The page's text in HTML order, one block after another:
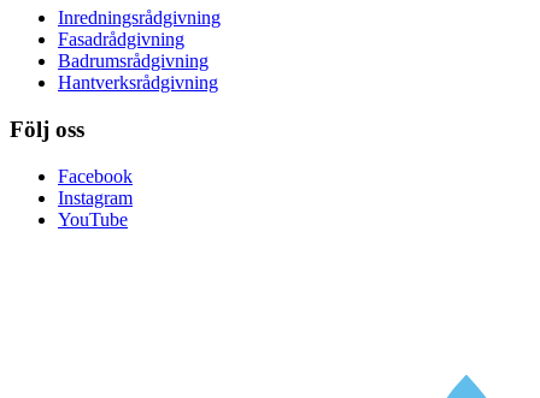
Inredningsrådgivning
Fasadrådgivning
Badrumsrådgivning
Hantverksrådgivning
Följ oss
Facebook
Instagram
YouTube